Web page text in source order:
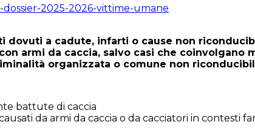
2025-2026-vittime-umane
dovuti a cadute, infarti o cause non
armi da caccia, salvo casi che coinvolgano
organizzata o comune non
battute di caccia
da armi da caccia o da cacciatori in contesti